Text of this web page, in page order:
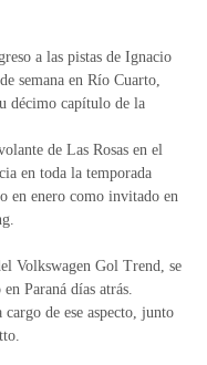
a las pistas de Ignacio
semana en Río Cuarto,
décimo capítulo de la
de Las Rosas en el
en toda la temporada
en enero como invitado en
Volkswagen Gol Trend, se
Paraná días atrás.
de ese aspecto, junto